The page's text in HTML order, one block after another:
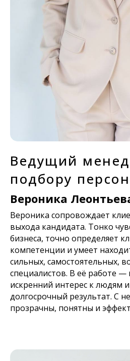
Ведущий
подбору
Вероника
Вероника сопровождает
выхода кандидата. Тонко
бизнеса, точно определяет
компетенции и умеет
сильных, самостоятельных,
специалистов. В её работе
искренний интерес к людям
долгосрочный результат. С
прозрачны, понятны и